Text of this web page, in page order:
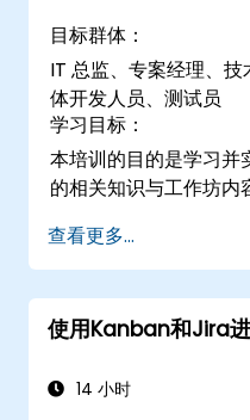
目标群体：
IT 总监、专案经理、
体开发人员、测试员
学习目标：
本培训的目的是学习
的相关知识与工作坊内
查看更多...
使用Kanban和Jira
14 小时